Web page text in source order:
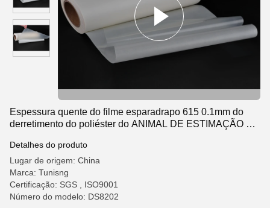
Espessura quente do filme esparadrapo 615 0.1mm do
derretimento do poliéster do ANIMAL DE ESTIMAÇÃO e
Detalhes do produto
Lugar de origem: China
Marca: Tunisng
Certificação: SGS , ISO9001
Número do modelo: DS8202